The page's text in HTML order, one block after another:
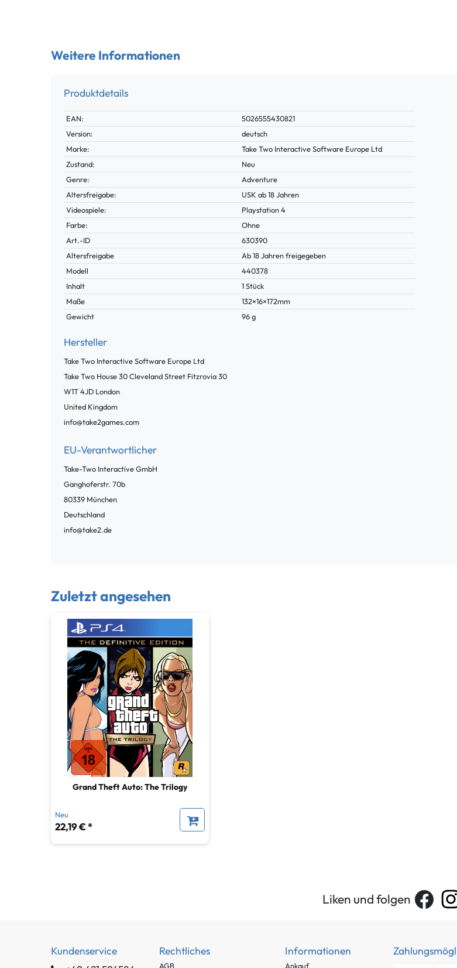
Weitere Informationen
Produktdetails
Technisches
Merkmal
Wert
EAN:
5026555430821
Version:
deutsch
Marke:
Take Two Interactive Software Europe Ltd
Zustand:
Neu
Genre:
Adventure
Altersfreigabe:
USK ab 18 Jahren
Videospiele:
Playstation 4
Farbe:
Ohne
Technisches
Merkmal
Wert
Art.-ID
630390
Altersfreigabe
Ab 18 Jahren freigegeben
Modell
440378
Inhalt
1 Stück
Maße
132×16×172mm
Gewicht
96 g
Hersteller
Take Two Interactive Software Europe Ltd
Take Two House 30 Cleveland Street Fitzrovia30
W1T 4JD London
United Kingdom
info@take2games.com
EU-Verantwortlicher
Take-Two Interactive GmbH
Ganghoferstr. 70b
80339 München
Deutschland
info@take2.de
Zuletzt angesehen
Grand Theft Auto: The Trilogy
Neu
22,19 € *
Liken und folgen
Kundenservice
Rechtliches
AGB
Informationen
Ankauf